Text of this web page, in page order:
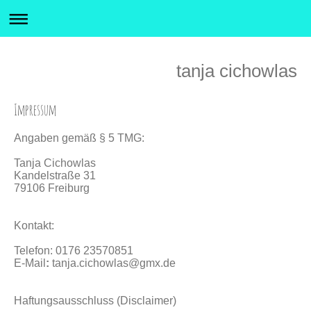
tanja cichowlas
Impressum
Angaben gemäß § 5 TMG:
Tanja Cichowlas
Kandelstraße 31
79106 Freiburg
Kontakt:
Telefon: 0176 23570851
E-Mail : tanja.cichowlas@gmx.de
Haftungsausschluss (Disclaimer)